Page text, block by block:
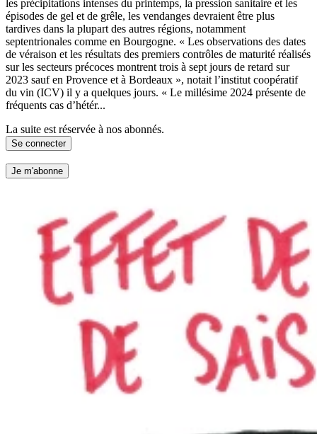
les précipitations intenses du printemps, la pression sanitaire et les
épisodes de gel et de grêle, les vendanges devraient être plus
tardives dans la plupart des autres régions, notamment
septentrionales comme en Bourgogne. « Les observations des dates
de véraison et les résultats des premiers contrôles de maturité réalisés
sur les secteurs précoces montrent trois à sept jours de retard sur
2023 sauf en Provence et à Bordeaux », notait l’institut coopératif
du vin (ICV) il y a quelques jours. « Le millésime 2024 présente de
fréquents cas d’hétér...
La suite est réservée à nos abonnés.
Se connecter
Je m'abonne